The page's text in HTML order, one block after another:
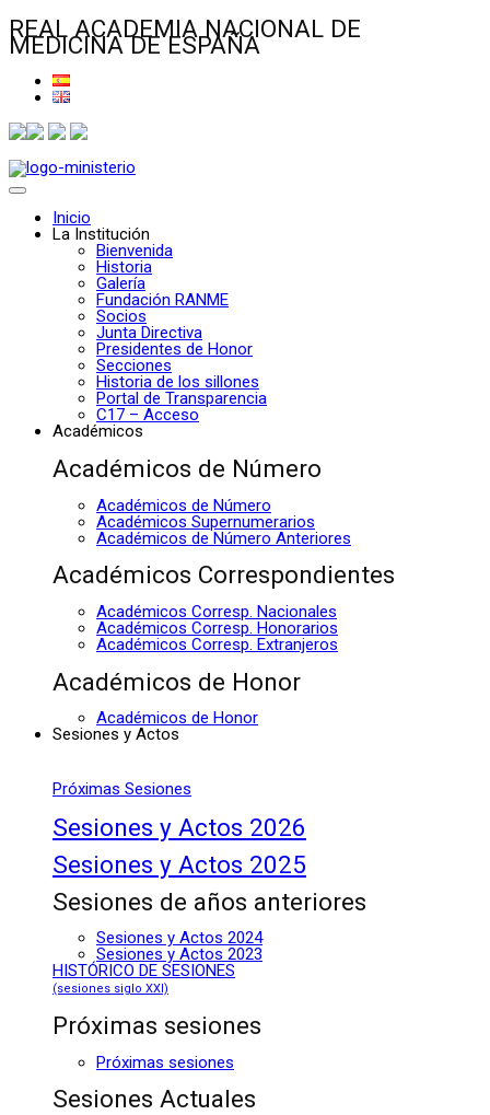
REAL ACADEMIA NACIONAL DE
MEDICINA DE ESPAÑA
Inicio
La Institución
Bienvenida
Historia
Galería
Fundación RANME
Socios
Junta Directiva
Presidentes de Honor
Secciones
Historia de los sillones
Portal de Transparencia
C17 – Acceso
Académicos
Académicos de Número
Académicos de Número
Académicos Supernumerarios
Académicos de Número Anteriores
Académicos Correspondientes
Académicos Corresp. Nacionales
Académicos Corresp. Honorarios
Académicos Corresp. Extranjeros
Académicos de Honor
Académicos de Honor
Sesiones y Actos
Próximas Sesiones
Sesiones y Actos 2026
Sesiones y Actos 2025
Sesiones de años anteriores
Sesiones y Actos 2024
Sesiones y Actos 2023
HISTÓRICO DE SESIONES
(sesiones siglo XXI)
Próximas sesiones
Próximas sesiones
Sesiones Actuales